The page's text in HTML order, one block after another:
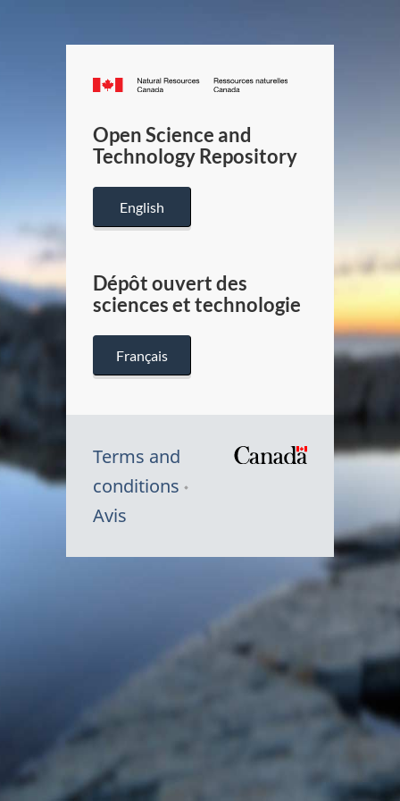
Canada.ca
/
Canada
Open Science and
Technology Repository
English
Dépôt ouvert des
sciences et technologie
Français
Terms and
conditions
Avis
du